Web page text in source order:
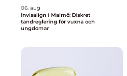
06. aug
Invisalign i Malmö: Diskret
tandreglering för vuxna och
ungdomar